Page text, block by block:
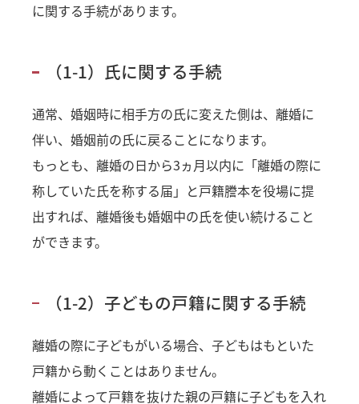
に関する手続があります。
（1-1）氏に関する手続
通常、婚姻時に相手方の氏に変えた側は、離婚に
伴い、婚姻前の氏に戻ることになります。
もっとも、離婚の日から3ヵ月以内に「離婚の際に
称していた氏を称する届」と戸籍謄本を役場に提
出すれば、離婚後も婚姻中の氏を使い続けること
ができます。
（1-2）子どもの戸籍に関する手続
離婚の際に子どもがいる場合、子どもはもといた
戸籍から動くことはありません。
離婚によって戸籍を抜けた親の戸籍に子どもを入れ